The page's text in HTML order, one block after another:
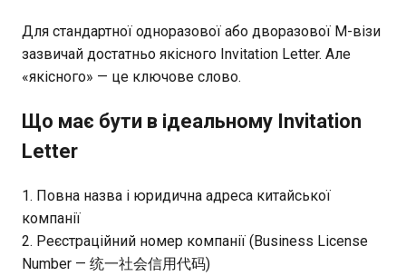
Для стандартної одноразової або дворазової M-візи
зазвичай достатньо якісного Invitation Letter. Але
«якісного» — це ключове слово.
Що має бути в ідеальному Invitation
Letter
Повна назва і юридична адреса китайської
компанії
Реєстраційний номер компанії (Business License
Number — 统一社会信用代码)